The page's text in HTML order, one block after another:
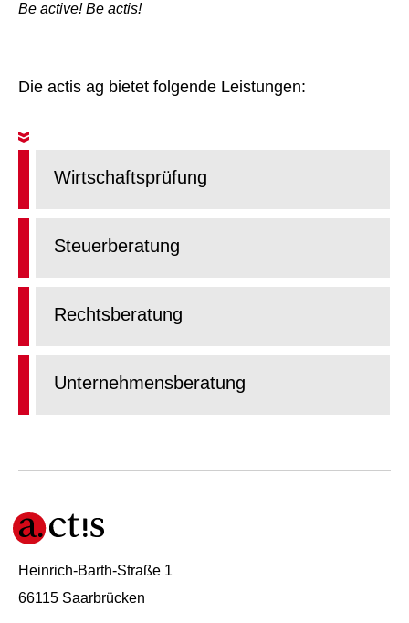
Be active! Be actis!
Die actis ag bietet folgende Leistungen:
Wirtschaftsprüfung
Steuerberatung
Rechtsberatung
Unternehmensberatung
Heinrich-Barth-Straße 1
66115 Saarbrücken